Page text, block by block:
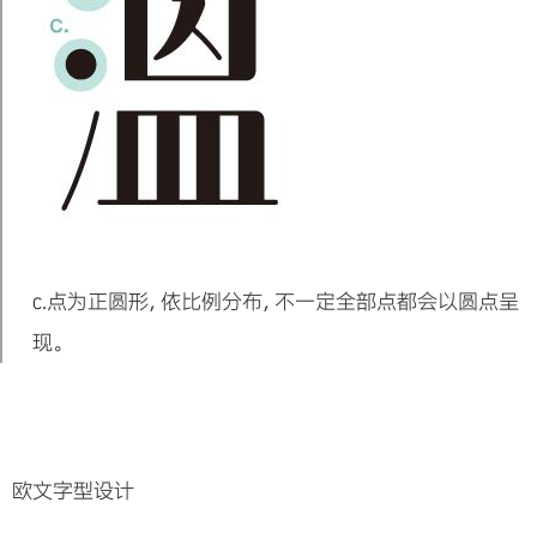
c.点为正圆形，依比例分布，不一定全部点都会以圆点呈
现。
c.扁撇笔为细笔。
f. 勾笔笔尾收细。
c.撇笔笔头为粗笔、笔尾收细。
欧文字型设计